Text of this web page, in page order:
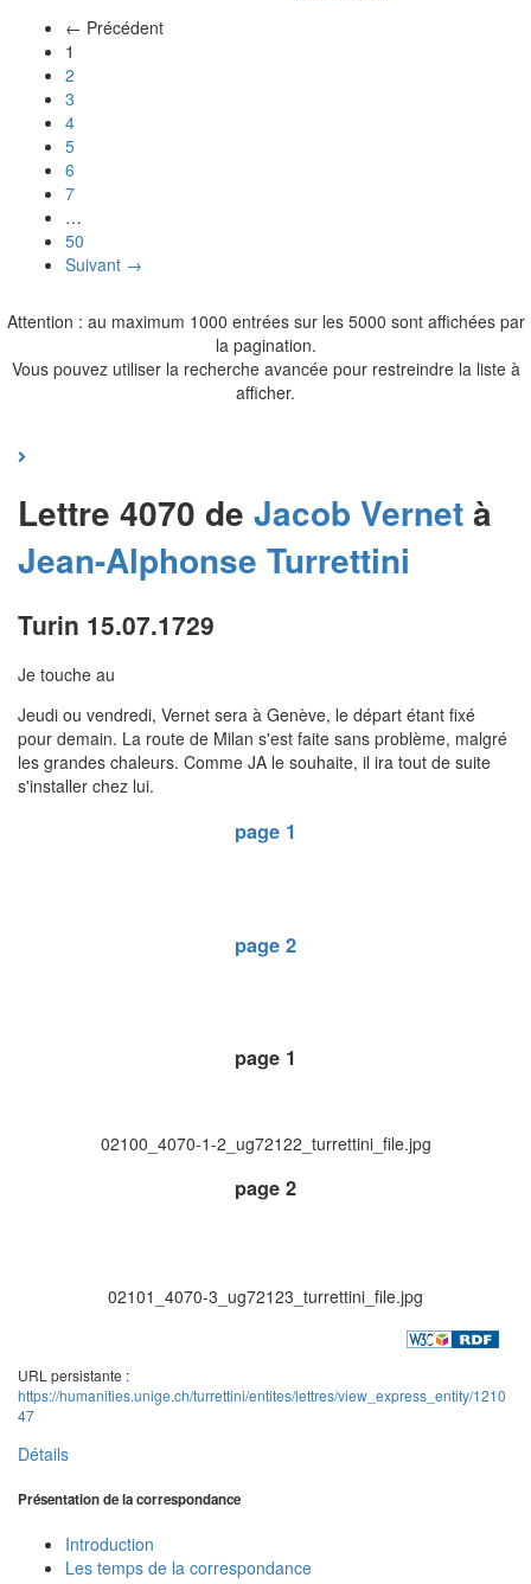
← Précédent
1
2
3
4
5
6
7
…
50
Suivant →
Attention : au maximum 1000 entrées sur les 5000 sont affichées par
la pagination.
Vous pouvez utiliser la recherche avancée pour restreindre la liste à
afficher.
Lettre 4070 de Jacob Vernetà
Jean-Alphonse Turrettini
Turin 15.07.1729
Je touche au
Jeudi ou vendredi, Vernet sera à Genève, le départ étant fixé
pour demain. La route de Milan s'est faite sans problème, malgré
les grandes chaleurs. Comme JA le souhaite, il ira tout de suite
s'installer chez lui.
page 1
page 2
page 1
02100_4070-1-2_ug72122_turrettini_file.jpg
page 2
02101_4070-3_ug72123_turrettini_file.jpg
URL persistante :
https://humanities.unige.ch/turrettini/entites/lettres/view_express_entity/1210
47
Détails
Présentation de la correspondance
Introduction
Les temps de la correspondance